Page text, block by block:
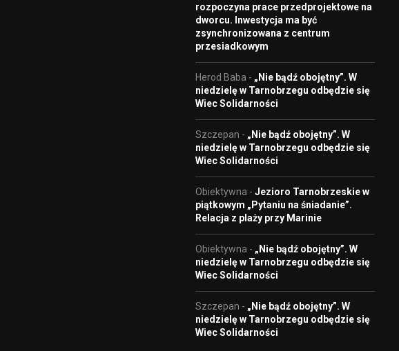
rozpoczyna prace przedprojektowe na
dworcu. Inwestycja ma być
zsynchronizowana z centrum
przesiadkowym
Herod Baba - „Nie bądź obojętny”. W
niedzielę w Tarnobrzegu odbędzie się
Wiec Solidarności
Szczepan - „Nie bądź obojętny”. W
niedzielę w Tarnobrzegu odbędzie się
Wiec Solidarności
Obiektywna - Jezioro Tarnobrzeskie w
piątkowym „Pytaniu na śniadanie”.
Relacja z plaży przy Marinie
Obiektywna - „Nie bądź obojętny”. W
niedzielę w Tarnobrzegu odbędzie się
Wiec Solidarności
Szczepan - „Nie bądź obojętny”. W
niedzielę w Tarnobrzegu odbędzie się
Wiec Solidarności